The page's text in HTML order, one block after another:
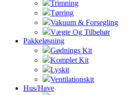
Trimning
Tørring
Vakuum & Forsegling
Vægte Og Tilbehør
Pakkeløsning
Gødnings Kit
Komplet Kit
Lyskit
Ventilationskit
Hus/Have